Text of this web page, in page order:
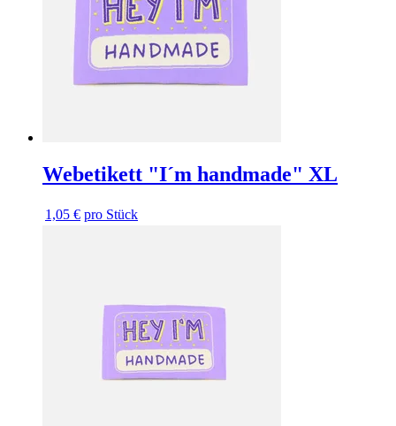
Webetikett "I´m handmade" XL
1,05 € pro Stück